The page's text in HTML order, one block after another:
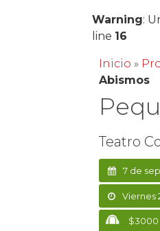
Warning:
line 16
Inicio »
Abismos
Teatro
7 de
Viernes
$3000